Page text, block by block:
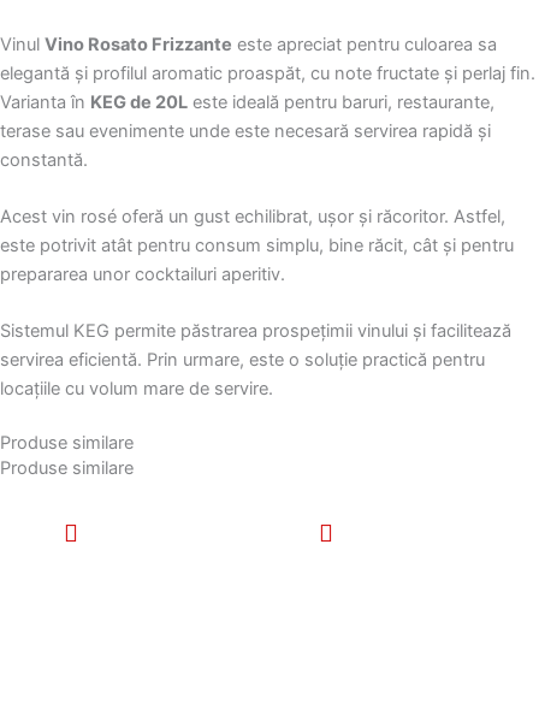
Vinul Vino Rosato Frizzante este apreciat pentru culoarea sa
elegantă și profilul aromatic proaspăt, cu note fructate și perlaj fin.
Varianta în KEG de 20L este ideală pentru baruri, restaurante,
terase sau evenimente unde este necesară servirea rapidă și
constantă.
Acest vin rosé oferă un gust echilibrat, ușor și răcoritor. Astfel,
este potrivit atât pentru consum simplu, bine răcit, cât și pentru
prepararea unor cocktailuri aperitiv.
Sistemul KEG permite păstrarea prospețimii vinului și facilitează
servirea eficientă. Prin urmare, este o soluție practică pentru
locațiile cu volum mare de servire.
Produse similare
Produse similare